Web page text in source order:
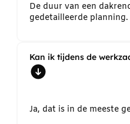
De duur van een
gedetailleerde planning.
Kan ik tijdens de
Ja, dat is in de meeste